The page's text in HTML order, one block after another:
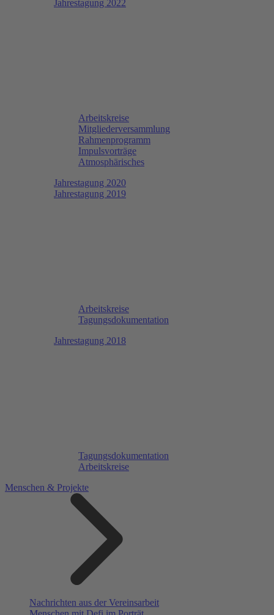
Jahrestagung 2022
Arbeitskreise
Mitgliederversammlung
Rahmenprogramm
Impulsvorträge
Atmosphärisches
Jahrestagung 2020
Jahrestagung 2019
Arbeitskreise
Tagungsdokumentation
Jahrestagung 2018
Tagungsdokumentation
Arbeitskreise
Menschen & Projekte
Nachrichten aus der Vereinsarbeit